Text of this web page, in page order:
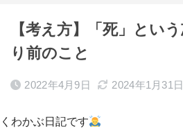
【考え方】「死」とい
り前のこと
2022年4月9日 2024年1月31日
くわかぶ日記です